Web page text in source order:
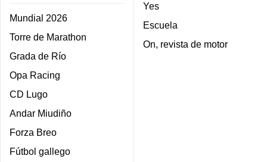
Mundial 2026
Torre de Marathon
Grada de Río
Opa Racing
CD Lugo
Andar Miudiño
Forza Breo
Fútbol gallego
Yes
Escuela
On, revista de motor